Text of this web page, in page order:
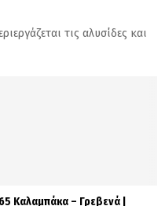
τις αλυσίδες και
Καλαμπάκα – Γρεβενά |